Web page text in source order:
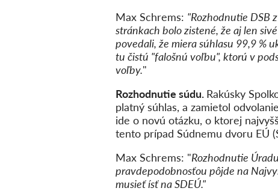
Max Schrems: "Rozhodnutie DSB
stránkach bolo zistené, že aj len
povedali, že miera súhlasu 99,9 %
tu čistú "falošnú voľbu", ktorú v
voľby."
Rozhodnutie súdu. Rakúsky
platný súhlas, a zamietol
ide o novú otázku, o ktorej
tento prípad Súdnemu dvoru EÚ
Max Schrems: "Rozhodnutie
pravdepodobnosťou pôjde na
musieť ísť na SDEÚ."